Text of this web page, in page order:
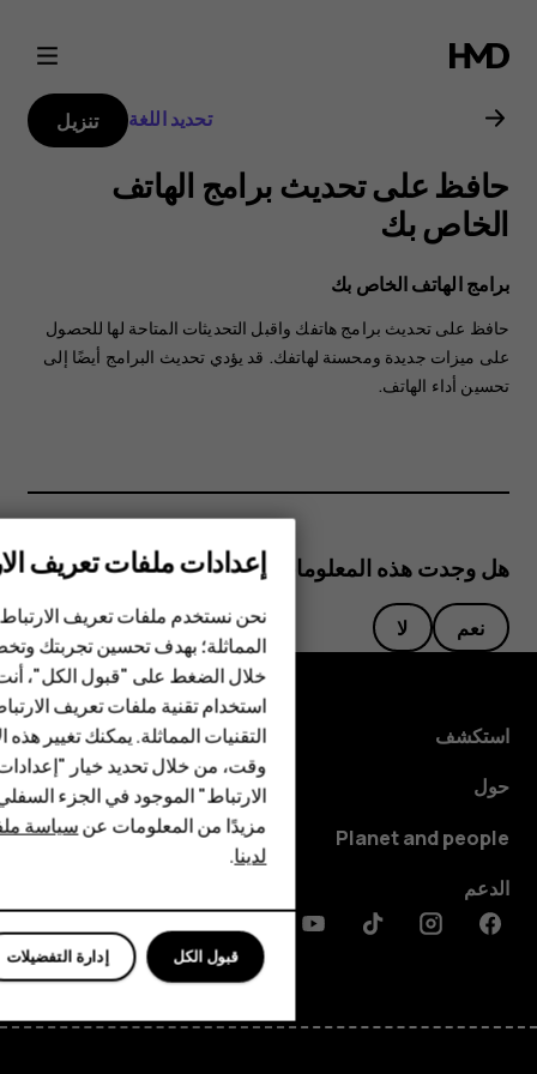
دليل
مستخدم
Nokia
C2
الهواتف الذكية
الهواتف المميزة
HMD Terra M
HMD DUB
HMD Watch
للأعمال
الأجهزة اللوحية
تحديد اللغة تنزيل
حافظ على تحديث برامج الهاتف
الخاص بك
برامج الهاتف الخاص بك
حافظ على تحديث برامج هاتفك واقبل التحديثات المتاحة لها للحصول
على ميزات جديدة ومحسنة لهاتفك. قد يؤدي تحديث البرامج أيضًا إلى
تحسين أداء الهاتف.
هل وجدت هذه المعلومات مفيدة؟
نعم لا
استكشف
حول
Planet and people
الدعم
Facebook
Instagram
Tiktok
Youtube
Linkedin
Discord
إعدادات ملفات تعريف
نحن نستخدم ملفات تعريف
المماثلة؛ بهدف تحسين تجربتك
خلال الضغط على "قبول الكل"،
استخدام تقنية ملفات تعريف
التقنيات المماثلة. يمكنك تغيير
وقت، من خلال تحديد خيار
الارتباط" الموجود في الجزء
مزيدًا من المعلومات عنسياسة
لدينا.
إدارة التفضيلات قبول الكل